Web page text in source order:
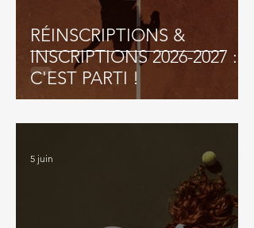
RÉINSCRIPTIONS &
INSCRIPTIONS 2026-2027 :
C'EST PARTI !
5 juin